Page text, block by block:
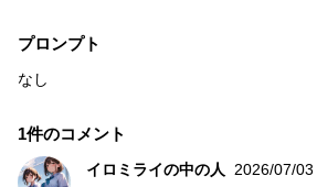
プロンプト
なし
1件のコメント
イロミライの中の人 2026/07/